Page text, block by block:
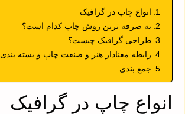
انواع چاپ در گرافیک
به صرفه ترین روش چاپ کدام است؟
طراحی گرافیک چیست؟
رابطه معنادار هنر و صنعت چاپ و بسته بندی
جمع بندی
انواع چاپ در گرافیک